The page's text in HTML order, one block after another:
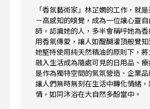
「香氛藝術家」林芷嫻的工作，就
－高感知的嗅覺，成為一位讓心靈
師，認識她的人，多半會稱呼她為
用香氣傳愛，讓人如醍醐灌頂般覺知
她堅持使用純天然精油的原則下，
融入生活成為隨處可見的日用品、
是作為獨特空間的氣氛營造、企業品
讓人們無時無刻在生活中轉化情緒
情，如同沐浴在大自然多酚當中。